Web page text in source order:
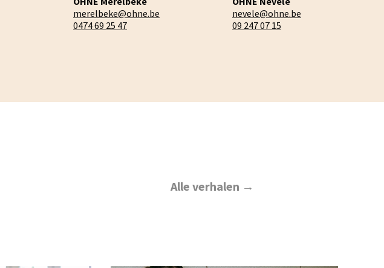
merelbeke@ohne.be
0474 69 25 47
nevele@ohne.be
09 247 07 15
Alle verhalen →